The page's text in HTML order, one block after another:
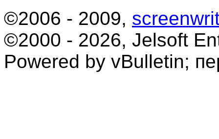
©2006 - 2009,
©2000 - 2026, Jelsoft
Powered by vBulletin;